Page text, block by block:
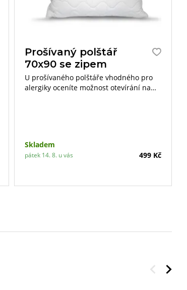
Prošívaný polštář
70x90 se zipem
U prošívaného polštáře vhodného pro
alergiky oceníte možnost otevírání na
Skladem
pátek 14. 8. u vás 499 Kč